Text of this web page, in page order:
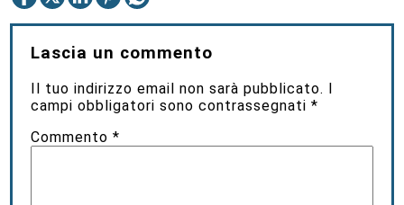
Lascia un commento
Il tuo indirizzo email non sarà pubblicato. I
campi obbligatori sono contrassegnati*
Commento*